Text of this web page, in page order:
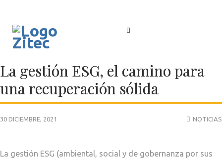
La gestión ESG, el camino para
una recuperación sólida
30 DICIEMBRE, 2021 NOTICIAS
La gestión ESG (ambiental, social y de gobernanza por sus